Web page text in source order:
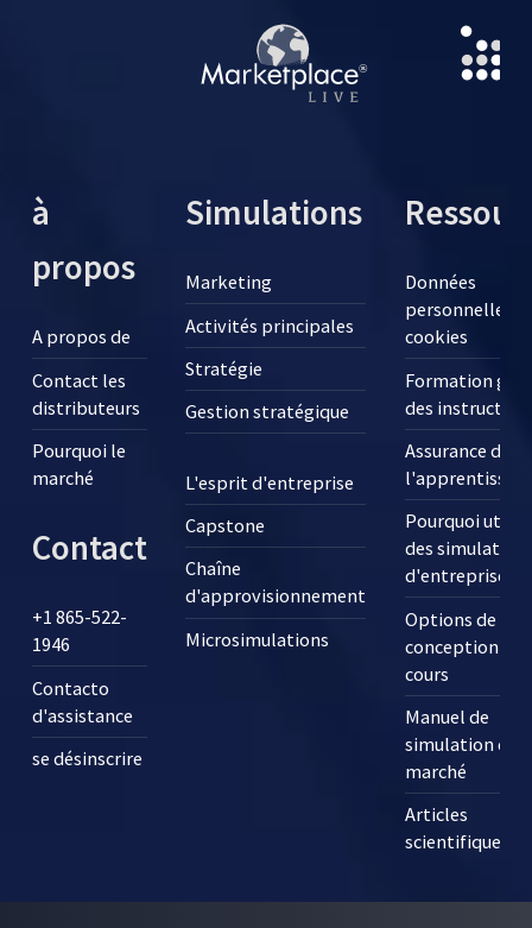
à
propos
A propos de
Contact les
distributeurs
Pourquoi le
marché
Contact
+1 865-522-
1946
Contacto
d'assistance
se désinscrire
Simulations
Marketing
Activités principales
Stratégie
Gestion stratégique
L'esprit d'entreprise
Capstone
Chaîne
d'approvisionnement
Microsimulations
Données
personnelles
cookies
Formation
des
Assurance de
Pourquoi
des
d'entreprise ?
Options de
conception des
cours
Manuel de
simulation de
marché
Articles
scientifiques